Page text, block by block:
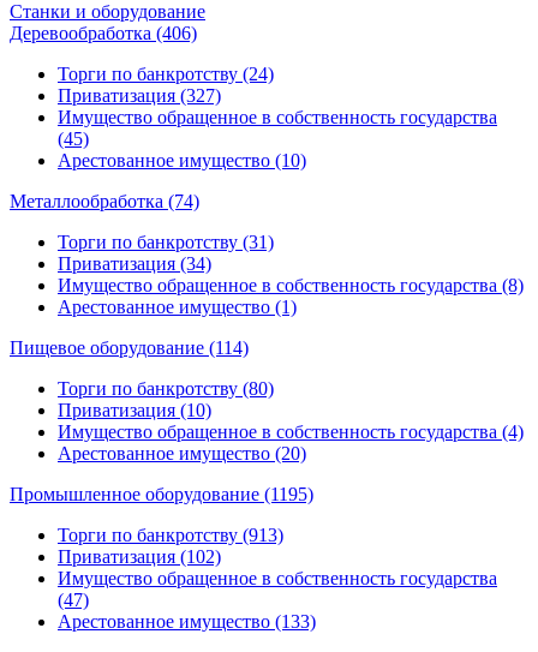
Станки и оборудование
Деревообработка (406)
Торги по банкротству (24)
Приватизация (327)
Имущество обращенное в собственность государства
(45)
Арестованное имущество (10)
Металлообработка (74)
Торги по банкротству (31)
Приватизация (34)
Имущество обращенное в собственность государства (8)
Арестованное имущество (1)
Пищевое оборудование (114)
Торги по банкротству (80)
Приватизация (10)
Имущество обращенное в собственность государства (4)
Арестованное имущество (20)
Промышленное оборудование (1195)
Торги по банкротству (913)
Приватизация (102)
Имущество обращенное в собственность государства
(47)
Арестованное имущество (133)